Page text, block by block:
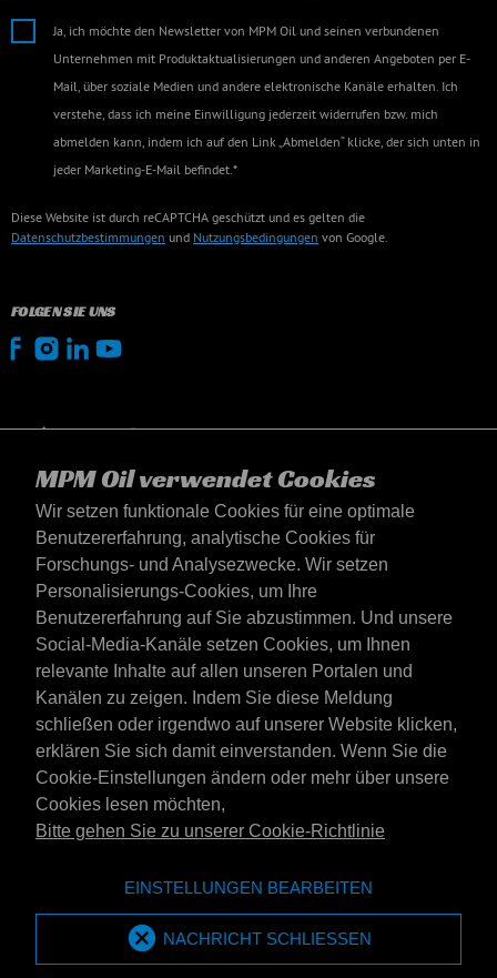
MPM Oil verwendet Cookies
Wir setzen funktionale Cookies für eine optimale
Benutzererfahrung, analytische Cookies für
Forschungs- und Analysezwecke. Wir setzen
Personalisierungs-Cookies, um Ihre
Benutzererfahrung auf Sie abzustimmen. Und unsere
Social-Media-Kanäle setzen Cookies, um Ihnen
relevante Inhalte auf allen unseren Portalen und
Kanälen zu zeigen. Indem Sie diese Meldung
schließen oder irgendwo auf unserer Website klicken,
erklären Sie sich damit einverstanden. Wenn Sie die
Cookie-Einstellungen ändern oder mehr über unsere
Cookies lesen möchten,
Bitte gehen Sie zu unserer Cookie-Richtlinie
EINSTELLUNGEN BEARBEITEN
NACHRICHT SCHLIESSEN
Ja, ich möchte den Newsletter von MPM Oil und seinen verbundenen
Unternehmen mit Produktaktualisierungen und anderen Angeboten per E-
Mail, über soziale Medien und andere elektronische Kanäle erhalten. Ich
verstehe, dass ich meine Einwilligung jederzeit widerrufen bzw. mich
abmelden kann, indem ich auf den Link „Abmelden“ klicke, der sich unten in
jeder Marketing-E-Mail befindet.*
Diese Website ist durch reCAPTCHA geschützt und es gelten die
Datenschutzbestimmungen und Nutzungsbedingungen von Google.
FOLGEN SIE UNS
Deutschland
Kontakt
AGB's
Lieferbedingungen
Datenschutzerklärung
Marken von EmotiveMarken
MPM Oil ist Teil der Emotive Group
Emotive